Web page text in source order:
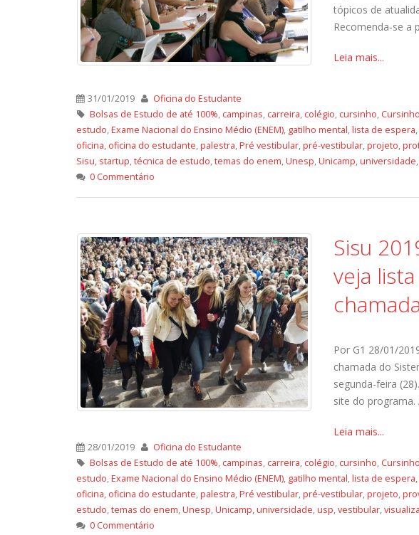
tópicos de
Recomenda-se a
Leia mais...
31/01/2019
Oficina do Estudante
Bolsas de Estudo de até 100%, campinas, carreira, colégio, cursinho,
estudo,Exame Nacional do Ensino Médio (ENEM), gatilho mental,lista de espera,
oficina, oficina do estudante,palestra,Pré vestibular,pré-vestibular,projeto,
Sisu, startup,técnica de estudo,temas do enem,Unesp,Unicamp,universidade,
0 Commentário
Sisu
veja
chamada
Por G1 28/01/
chamada do
segunda-feira
site do programa.
Leia mais...
28/01/2019
Oficina do Estudante
Bolsas de Estudo de até 100%, campinas, carreira, colégio, cursinho,
estudo,Exame Nacional do Ensino Médio (ENEM), gatilho mental,lista de espera,
oficina, oficina do estudante,palestra,Pré vestibular,pré-vestibular,projeto,
estudo,temas do enem,Unesp,Unicamp,universidade,usp,vestibular,
0 Commentário